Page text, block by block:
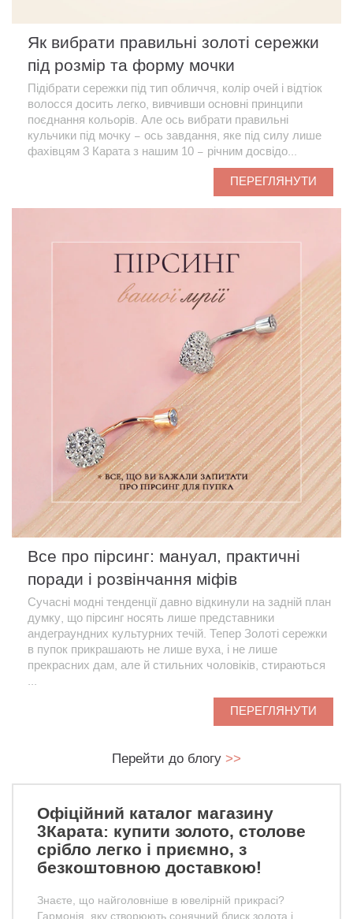
Як вибрати правильні золоті сережки
під розмір та форму мочки
Підібрати сережки під тип обличчя, колір очей і відтіок
волосся досить легко, вивчивши основні принципи
поєднання кольорів. Але ось вибрати правильні
кульчики під мочку − ось завдання, яке під силу лише
фахівцям 3 Карата з нашим 10 − річним досвідо...
ПЕРЕГЛЯНУТИ
Все про пірсинг: мануал, практичні
поради і розвінчання міфів
Сучасні модні тенденції давно відкинули на задній план
думку, що пірсинг носять лише представники
андеграундних культурних течій. Тепер Золоті сережки
в пупок прикрашають не лише вуха, і не лише
прекрасних дам, але й стильних чоловіків, стираються
...
ПЕРЕГЛЯНУТИ
Перейти до блогу >>
Офіційний каталог магазину
3Карата: купити золото, столове
срібло легко і приємно, з
безкоштовною доставкою!
Знаєте, що найголовніше в ювелірній прикрасі?